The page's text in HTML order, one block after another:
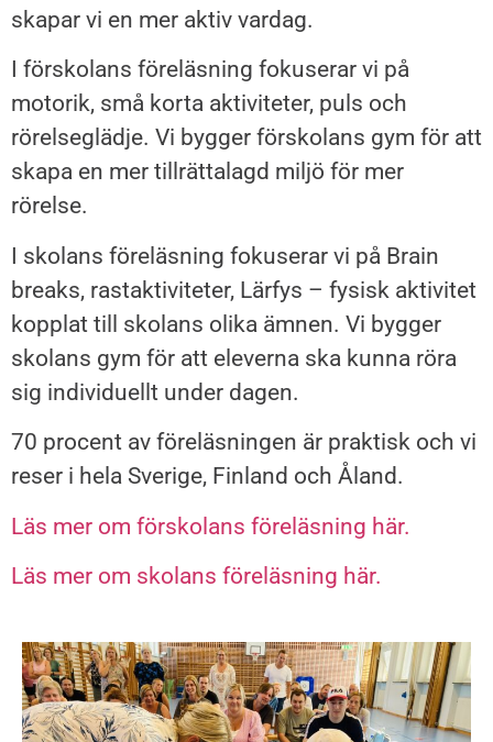
skapar vi en mer aktiv vardag.
I förskolans föreläsning fokuserar vi på
motorik, små korta aktiviteter, puls och
rörelseglädje. Vi bygger förskolans gym för att
skapa en mer tillrättalagd miljö för mer
rörelse.
I skolans föreläsning fokuserar vi på Brain
breaks, rastaktiviteter, Lärfys – fysisk aktivitet
kopplat till skolans olika ämnen. Vi bygger
skolans gym för att eleverna ska kunna röra
sig individuellt under dagen.
70 procent av föreläsningen är praktisk och vi
reser i hela Sverige, Finland och Åland.
Läs mer om förskolans föreläsning här.
Läs mer om skolans föreläsning här.